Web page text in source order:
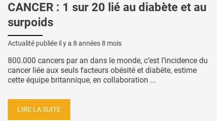
CANCER : 1 sur 20 lié au diabète et au
surpoids
Actualité publiée il y a 8 années 8 mois
800.000 cancers par an dans le monde, c’est l’incidence du
cancer liée aux seuls facteurs obésité et diabète, estime
cette équipe britannique, en collaboration ...
LIRE LA SUITE